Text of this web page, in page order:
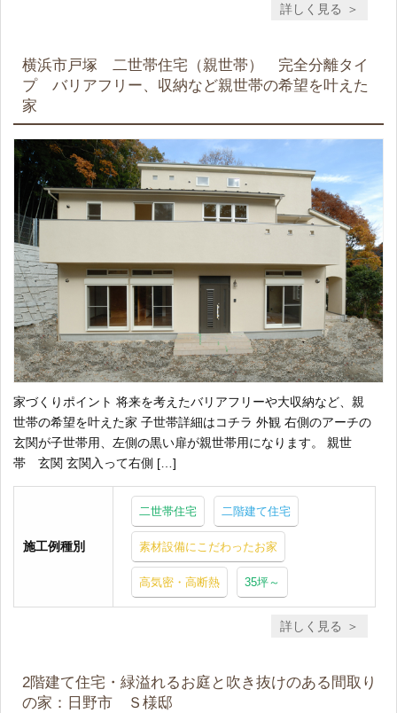
詳しく見る
横浜市戸塚 二世帯住宅（親世帯） 完全分離タイ
プ バリアフリー、収納など親世帯の希望を叶えた
家
家づくりポイント 将来を考えたバリアフリーや大収納など、親
世帯の希望を叶えた家 子世帯詳細はコチラ 外観 右側のアーチの
玄関が子世帯用、左側の黒い扉が親世帯用になります。 親世
帯 玄関 玄関入って右側 […]
施工例種別
二世帯住宅 二階建て住宅
素材設備にこだわったお家
高気密・高断熱 35坪～
詳しく見る
2階建て住宅・緑溢れるお庭と吹き抜けのある間取り
の家：日野市 Ｓ様邸